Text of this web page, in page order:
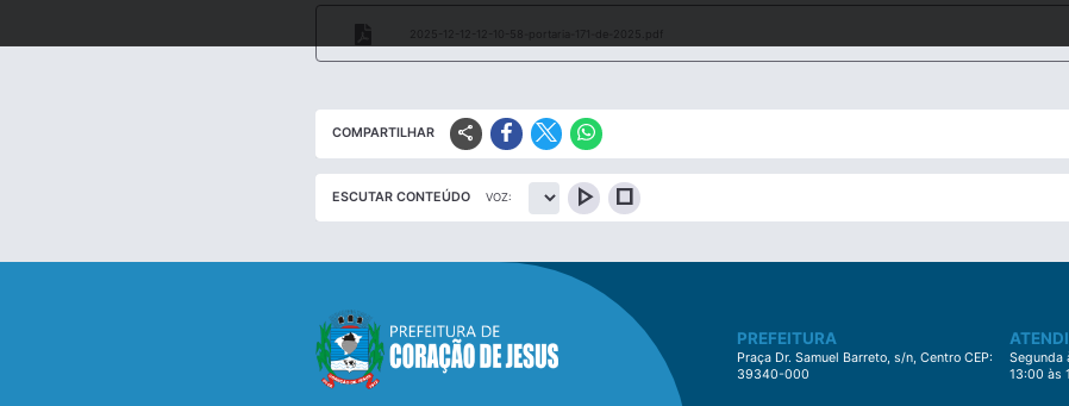
2025-12-12-12-10-58-portaria-171-de-2025.pdf
COMPARTILHAR share
ESCUTAR CONTEÚDO VOZ: play_arrow stop
PREFEITURA
Praça Dr. Samuel Barreto, s/n, Centro CEP:
39340-000
Segunda
13:00 às